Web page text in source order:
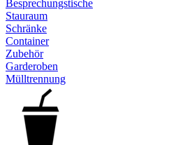
Besprechungstische
Stauraum
Schränke
Container
Zubehör
Garderoben
Mülltrennung